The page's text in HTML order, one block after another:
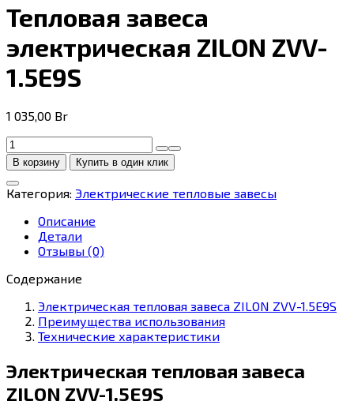
Тепловая завеса
электрическая ZILON ZVV-
1.5E9S
1 035,00 Br
Количество
товара
Тепловая
завеса
электрическая
ZILON
ZVV-
1.5E9S
В корзину Купить в один клик
Категория: Электрические тепловые завесы
Описание
Детали
Отзывы (0)
Содержание
Электрическая тепловая завеса ZILON ZVV-1.5E9S
Преимущества использования
Технические характеристики
Электрическая тепловая завеса
ZILON ZVV-1.5E9S